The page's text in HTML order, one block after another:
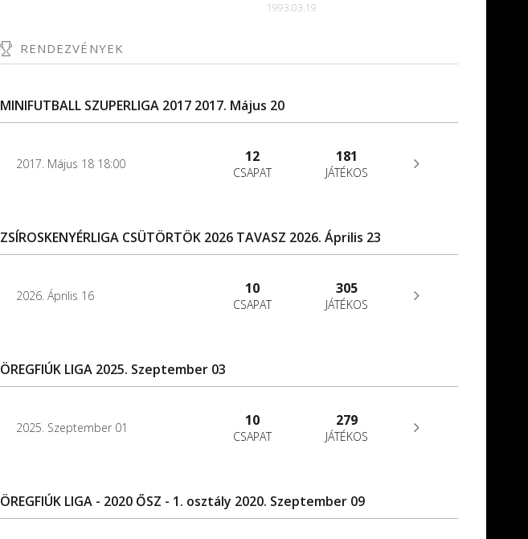
1993.03.19
RENDEZVÉNYEK
MINIFUTBALL SZUPERLIGA 2017 2017. Május 20
2017. Május 18 18:00 12
CSAPAT
181
JÁTÉKOS
ZSÍROSKENYÉRLIGA CSÜTÖRTÖK 2026 TAVASZ 2026. Április 23
2026. Április 16 10
CSAPAT
305
JÁTÉKOS
ÖREGFIÚK LIGA 2025. Szeptember 03
2025. Szeptember 01 10
CSAPAT
279
JÁTÉKOS
ÖREGFIÚK LIGA - 2020 ŐSZ - 1. osztály 2020. Szeptember 09